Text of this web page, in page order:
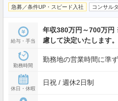
急募／条件UP・スピード入社
コンサル
給与・手当
年収380万円～700万
慮して決定いたします
勤務時間
勤務地の営業時間に準
休日・休暇
日祝 / 週休2日制